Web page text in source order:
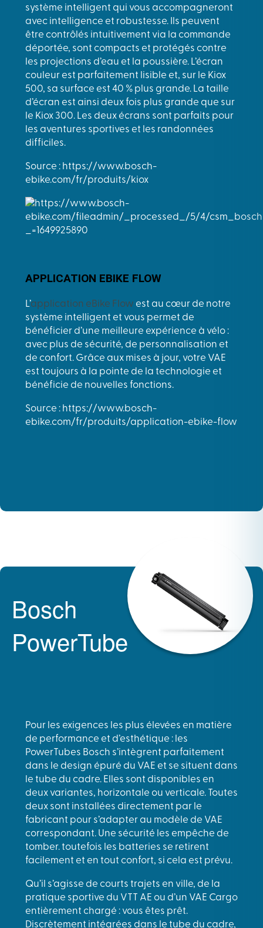
système intelligent qui vous accompagneront
avec intelligence et robustesse. Ils peuvent
être contrôlés intuitivement via la commande
déportée, sont compacts et protégés contre
les projections d’eau et la poussière. L’écran
couleur est parfaitement lisible et, sur le Kiox
500, sa surface est 40 % plus grande. La taille
d’écran est ainsi deux fois plus grande que sur
le Kiox 300. Les deux écrans sont parfaits pour
les aventures sportives et les randonnées
difficiles.
Source : https://www.bosch-
ebike.com/fr/produits/kiox
APPLICATION EBIKE FLOW
L’application eBike Flow est au cœur de notre
système intelligent et vous permet de
bénéficier d’une meilleure expérience à vélo :
avec plus de sécurité, de personnalisation et
de confort. Grâce aux mises à jour, votre VAE
est toujours à la pointe de la technologie et
bénéficie de nouvelles fonctions.
Source : https://www.bosch-
ebike.com/fr/produits/application-ebike-flow
Bosch
PowerTube
Pour les exigences les plus élevées en matière
de performance et d’esthétique : les
PowerTubes Bosch s’intègrent parfaitement
dans le design épuré du VAE et se situent dans
le tube du cadre. Elles sont disponibles en
deux variantes, horizontale ou verticale. Toutes
deux sont installées directement par le
fabricant pour s’adapter au modèle de VAE
correspondant. Une sécurité les empêche de
tomber. toutefois les batteries se retirent
facilement et en tout confort, si cela est prévu.
Qu’il s’agisse de courts trajets en ville, de la
pratique sportive du VTT AE ou d’un VAE Cargo
entièrement chargé : vous êtes prêt.
Discrètement intégrées dans le tube du cadre,